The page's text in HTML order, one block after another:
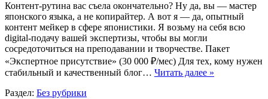
Контент-рутина вас съела окончательно? Ну да, вы — мастер
японского языка, а не копирайтер. А вот я — да, опытный
контент мейкер в сфере японистики. Я возьму на себя всю
digital-подачу вашей экспертизы, чтобы вы могли
сосредоточиться на преподавании и творчестве. Пакет
«Экспертное присутствие» (30 000 ₽/мес) Для тех, кому нужен
стабильный и качественный блог… Читать далее »
Раздел: Без рубрики